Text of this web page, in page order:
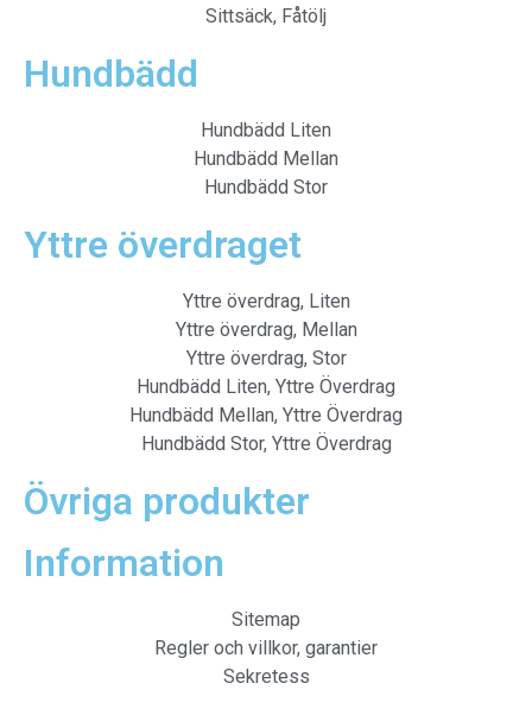
Sittsäck, Fåtölj
Hundbädd
Hundbädd Liten
Hundbädd Mellan
Hundbädd Stor
Yttre överdraget
Yttre överdrag, Liten
Yttre överdrag, Mellan
Yttre överdrag, Stor
Hundbädd Liten, Yttre Överdrag
Hundbädd Mellan, Yttre Överdrag
Hundbädd Stor, Yttre Överdrag
Övriga produkter
Information
Sitemap
Regler och villkor, garantier
Sekretess